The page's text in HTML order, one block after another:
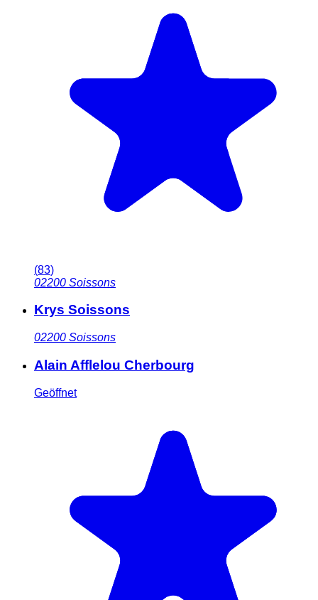
(83)
02200 Soissons
Krys Soissons
02200 Soissons
Alain Afflelou Cherbourg
Geöffnet